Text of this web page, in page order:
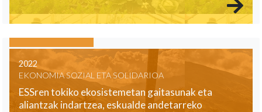
2022
EKONOMIA SOZIAL ETA SOLIDARIOA
ESSren tokiko ekosistemetan gaitasunak eta
aliantzak indartzea, eskualde andetarreko